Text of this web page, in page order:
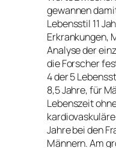
gewannen
Lebensstil 11
Erkrankungen,
Analyse der
die Forscher
4 der 5
8,5 Jahre, für
Lebenszeit
Jahre bei den
Männern. Am